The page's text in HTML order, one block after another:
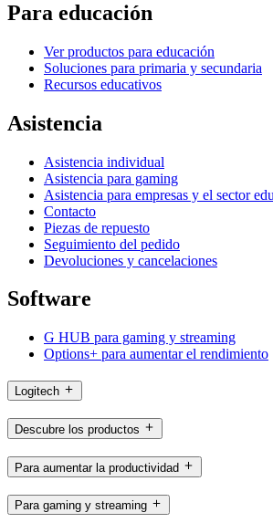
Para educación
Ver productos para educación
Soluciones para primaria y secundaria
Recursos educativos
Asistencia
Asistencia individual
Asistencia para gaming
Asistencia para empresas y el sector
Contacto
Piezas de repuesto
Seguimiento del pedido
Devoluciones y cancelaciones
Software
G HUB para gaming y streaming
Options+ para aumentar el rendimiento
Logitech
Descubre los productos
Para aumentar la productividad
Para gaming y streaming